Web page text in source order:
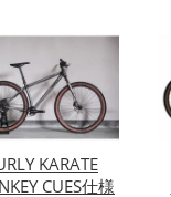
KARATE
CUES仕様